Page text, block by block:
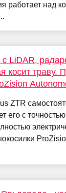
работает над
с LiDAR,
косит траву.
ZTR
его с